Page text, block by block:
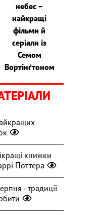
небес –
найкращі
фільми й
серіали із
Семом
Вортінґтоном
книжки
Поттера
- традиції